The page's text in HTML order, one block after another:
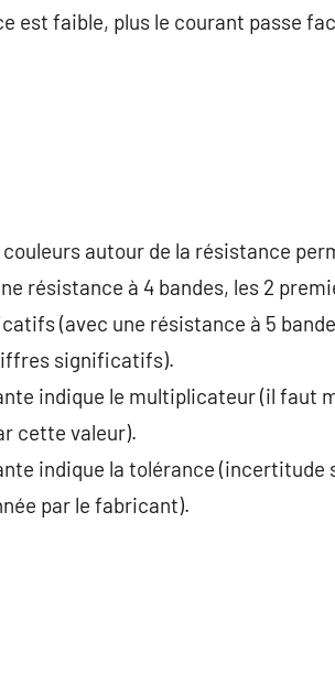
est faible, plus le courant passe
autour de la résistance
résistance à 4 bandes, les 2
(avec une résistance à 5
significatifs).
indique le multiplicateur (il faut
cette valeur).
indique la tolérance (incertitude
par le fabricant).